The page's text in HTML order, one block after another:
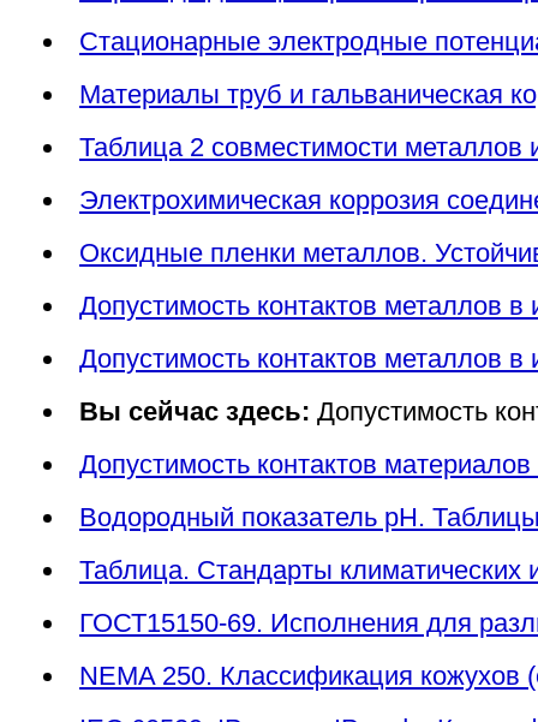
Стационарные электродные
Материалы труб и гальваническая
Таблица 2 совместимости металлов
Электрохимическая коррозия
Оксидные пленки металлов.
Допустимость контактов металлов
Допустимость контактов металлов
Вы сейчас здесь:Допустимость
Допустимость контактов
Водородный показатель pH.
Таблица. Стандарты климатических
ГОСТ15150-69. Исполнения для
NEMA 250. Классификация кожухов